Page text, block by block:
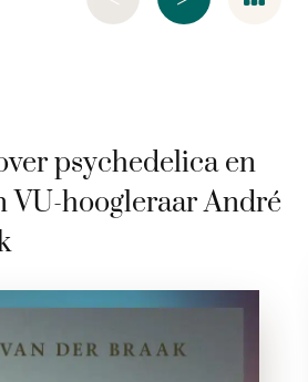
psychedelica en
VU-hoogleraar André